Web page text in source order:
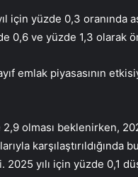
için yüzde 0,3 oranında
0,6 ve yüzde 1,3 olarak
emlak piyasasının
olması beklenirken,
karşılaştırıldığında
yılı için yüzde 0,1